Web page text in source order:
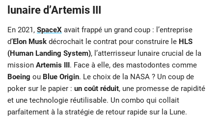
lunaire d’Artemis III
En 2021, SpaceX avait frappé un grand coup : l’entreprise
d’Elon Musk décrochait le contrat pour construire le HLS
(Human Landing System), l’atterrisseur lunaire crucial de la
mission Artemis III. Face à elle, des mastodontes comme
Boeing ou Blue Origin. Le choix de la NASA ? Un coup de
poker sur le papier : un coût réduit, une promesse de rapidité
et une technologie réutilisable. Un combo qui collait
parfaitement à la stratégie de retour rapide sur la Lune.